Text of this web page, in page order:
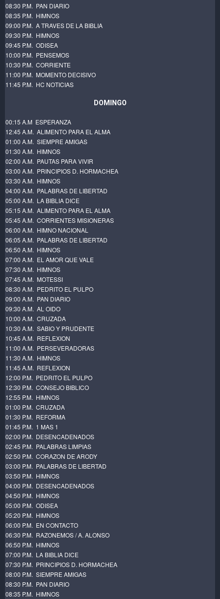
08:30 P.M. PAN DIARIO
08:35 P.M. HIMNOS
09:00 P.M. A TRAVES DE LA BIBLIA
09:30 P.M. HIMNOS
09:45 P.M. ODISEA
10:00 P.M. PENSEMOS
10:30 P.M. CORRIENTE
11:00 P.M. MOMENTO DECISIVO
11:45 P.M. HC NOTICIAS
DOMINGO
00:15 A.M ESPERANZA
12:45 A.M. ALIMENTO PARA EL ALMA
01:00 A.M. SIEMPRE AMIGAS
01:30 A.M. HIMNOS
02:00 A.M. PAUTAS PARA VIVIR
03:00 A.M. PRINCIPIOS D. HORMACHEA
03:30 A.M. HIMNOS
04:00 A.M. PALABRAS DE LIBERTAD
05:00 A.M. LA BIBLIA DICE
05:15 A.M. ALIMENTO PARA EL ALMA
05:45 A.M. CORRIENTES MISIONERAS
06:00 A.M. HIMNO NACIONAL
06:05 A.M. PALABRAS DE LIBERTAD
06:50 A.M. HIMNOS
07:00 A.M. EL AMOR QUE VALE
07:30 A.M. HIMNOS
07:45 A.M. MOTESSI
08:30 A.M. PEDRITO EL PULPO
09:00 A.M. PAN DIARIO
09:30 A.M. AL OIDO
10:00 A.M. CRUZADA
10:30 A.M. SABIO Y PRUDENTE
10:45 A.M. REFLEXION
11:00 A.M. PERSEVERADORAS
11:30 A.M. HIMNOS
11:45 A.M. REFLEXION
12:00 P.M. PEDRITO EL PULPO
12:30 P.M. CONSEJO BIBLICO
12:55 P.M. HIMNOS
01:00 P.M. CRUZADA
01:30 P.M. REFORMA
01:45 P.M. 1 MAS 1
02:00 P.M. DESENCADENADOS
02:45 P.M. PALABRAS LIMPIAS
02:50 P.M. CORAZON DE ARODY
03:00 P.M. PALABRAS DE LIBERTAD
03:50 P.M. HIMNOS
04:00 P.M. DESENCADENADOS
04:50 P.M. HIMNOS
05:00 P.M. ODISEA
05:20 P.M. HIMNOS
06:00 P.M. EN CONTACTO
06:30 P.M. RAZONEMOS / A. ALONSO
06:50 P.M. HIMNOS
07:00 P.M. LA BIBLIA DICE
07:30 P.M. PRINCIPIOS D. HORMACHEA
08:00 P.M. SIEMPRE AMIGAS
08:30 P.M. PAN DIARIO
08:35 P.M. HIMNOS